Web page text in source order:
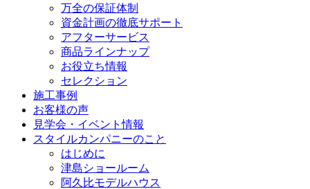
万全の保証体制
資金計画の徹底サポート
アフターサービス
商品ラインナップ
お役立ち情報
セレクション
施工事例
お客様の声
見学会・イベント情報
スタイルカンパニーのこと
はじめに
津島ショールーム
阿久比モデルハウス